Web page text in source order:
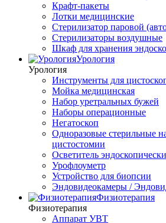
Крафт-пакеты
Лотки медицинские
Стерилизатор паровой
Стерилизаторы воздушные
Шкаф для хранения
Урология
Урология
Инструменты для
Мойка медицинская
Набор уретральных бужей
Наборы операционные
Негатоскоп
Одноразовые стерильные
цистостомии
Осветитель
Урофлоуметр
Устройство для биопсии
Эндовидеокамеры /
Физиотерапия
Физиотерапия
Аппарат УВТ